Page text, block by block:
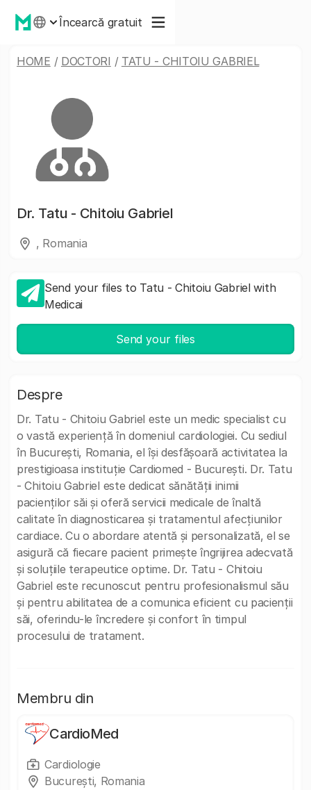
Încearcă gratuit
HOME / DOCTORI / TATU - CHITOIU GABRIEL
Dr. Tatu - Chitoiu Gabriel
, Romania
Send your files to Tatu - Chitoiu Gabriel with
Medicai
Send your files
Despre
Dr. Tatu - Chitoiu Gabriel este un medic specialist cu
o vastă experiență în domeniul cardiologiei. Cu sediul
în București, Romania, el își desfășoară activitatea la
prestigioasa instituție Cardiomed - București. Dr. Tatu
- Chitoiu Gabriel este dedicat sănătății inimii
pacienților săi și oferă servicii medicale de înaltă
calitate în diagnosticarea și tratamentul afecțiunilor
cardiace. Cu o abordare atentă și personalizată, el se
asigură că fiecare pacient primește îngrijirea adecvată
și soluțiile terapeutice optime. Dr. Tatu - Chitoiu
Gabriel este recunoscut pentru profesionalismul său
și pentru abilitatea de a comunica eficient cu pacienții
săi, oferindu-le încredere și confort în timpul
procesului de tratament.
Membru din
CardioMed
Cardiologie
București, Romania